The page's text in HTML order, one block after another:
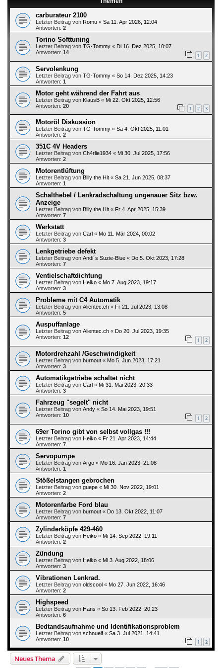
carburateur 2100
Letzter Beitrag von Romu « Sa 11. Apr 2026, 12:04
Antworten: 2
Torino Softtuning
Letzter Beitrag von TG-Tommy « Di 16. Dez 2025, 10:07
Antworten: 14 1 2
Servolenkung
Letzter Beitrag von TG-Tommy « So 14. Dez 2025, 14:23
Antworten: 1
Motor geht während der Fahrt aus
Letzter Beitrag von KlausB « Mi 22. Okt 2025, 12:56
Antworten: 20 1 2 3
Motoröl Diskussion
Letzter Beitrag von TG-Tommy « Sa 4. Okt 2025, 11:01
Antworten: 2
351C 4V Headers
Letzter Beitrag von Ch4rlie1934 « Mi 30. Jul 2025, 17:56
Antworten: 2
Motorentlüftung
Letzter Beitrag von Billy the Hit « Sa 21. Jun 2025, 08:37
Antworten: 1
Schalthebel / Lenkradschaltung ungenauer Sitz bzw.
Anzeige
Letzter Beitrag von Billy the Hit « Fr 4. Apr 2025, 15:39
Antworten: 7
Werkstatt
Letzter Beitrag von Carl « Mo 11. Mär 2024, 00:02
Antworten: 3
Lenkgetriebe defekt
Letzter Beitrag von Andi´s Suzie-Blue « Do 5. Okt 2023, 17:28
Antworten: 7
Ventielschaftdichtung
Letzter Beitrag von Heiko « Mo 7. Aug 2023, 19:17
Antworten: 3
Probleme mit C4 Automatik
Letzter Beitrag von Alientec.ch « Fr 21. Jul 2023, 13:08
Antworten: 5
Auspuffanlage
Letzter Beitrag von Alientec.ch « Do 20. Jul 2023, 19:35
Antworten: 12 1 2
Motordrehzahl /Geschwindigkeit
Letzter Beitrag von burnout « Mo 5. Jun 2023, 17:21
Antworten: 3
Automatikgetriebe schaltet nicht
Letzter Beitrag von Carl « Mi 31. Mai 2023, 20:33
Antworten: 3
Fahrzeug "segelt" nicht
Letzter Beitrag von Andy « So 14. Mai 2023, 19:51
Antworten: 10 1 2
69er Torino gibt von selbst vollgas !!!
Letzter Beitrag von Heiko « Fr 21. Apr 2023, 14:44
Antworten: 7
Servopumpe
Letzter Beitrag von Argo « Mo 16. Jan 2023, 21:08
Antworten: 1
Stößelstangen gebrochen
Letzter Beitrag von guepe « Mi 30. Nov 2022, 19:01
Antworten: 2
Motorenfarbe Ford blau
Letzter Beitrag von burnout « Do 13. Okt 2022, 11:07
Antworten: 7
Zylinderköpfe 429-460
Letzter Beitrag von Heiko « Mi 14. Sep 2022, 19:11
Antworten: 2
Zündung
Letzter Beitrag von Heiko « Mi 3. Aug 2022, 18:06
Antworten: 3
Vibrationen Lenkrad.
Letzter Beitrag von oldscool « Mo 27. Jun 2022, 16:46
Antworten: 2
Highspeed
Letzter Beitrag von Hans « So 13. Feb 2022, 20:23
Antworten: 6
Bedtandsaufnahme und Identifikationsproblem
Letzter Beitrag von schnuelf « Sa 3. Jul 2021, 14:41
Antworten: 10 1 2
Neues Thema